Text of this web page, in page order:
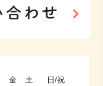
金 土 日/祝